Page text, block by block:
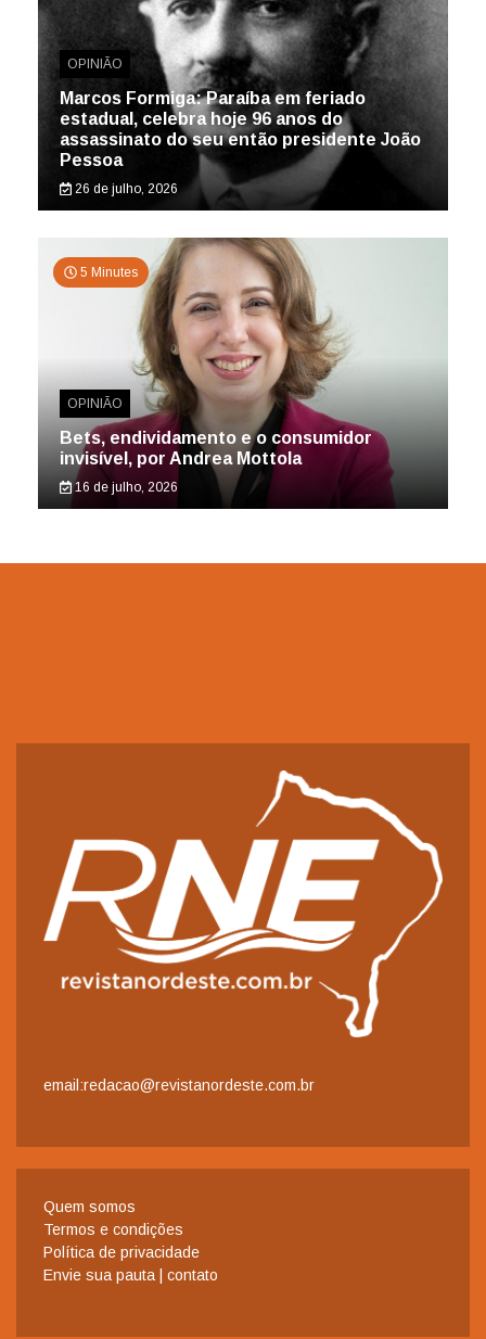
OPINIÃO
Marcos Formiga: Paraíba em feriado
estadual, celebra hoje 96 anos do
assassinato do seu então presidente João
Pessoa
26 de julho, 2026
5 Minutes
OPINIÃO
Bets, endividamento e o consumidor
invisível, por Andrea Mottola
16 de julho, 2026
email:redacao@revistanordeste.com.br
Quem somos
Termos e condições
Política de privacidade
Envie sua pauta | contato